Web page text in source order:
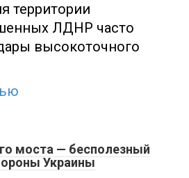
территории
ЛДНР часто
высокоточного
моста — бесполезный
Украины